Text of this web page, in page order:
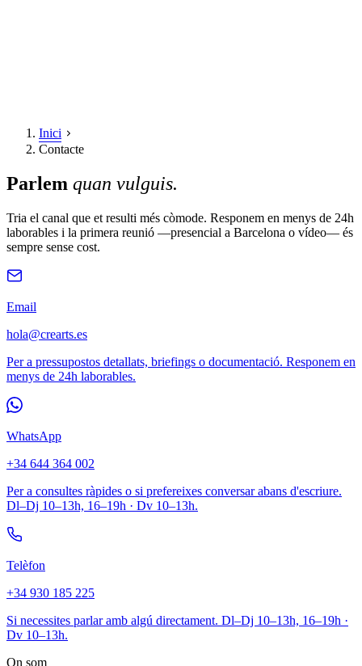
Inici
Contacte
Parlem quan vulguis.
Tria el canal que et resulti més còmode. Responem en menys de 24h
laborables i la primera reunió —presencial a Barcelona o vídeo— és
sempre sense cost.
Email
hola@crearts.es
Per a pressupostos detallats, briefings o documentació. Responem en
menys de 24h laborables.
WhatsApp
+34 644 364 002
Per a consultes ràpides o si prefereixes conversar abans d'escriure.
Dl–Dj 10–13h, 16–19h · Dv 10–13h.
Telèfon
+34 930 185 225
Si necessites parlar amb algú directament. Dl–Dj 10–13h, 16–19h ·
Dv 10–13h.
On som